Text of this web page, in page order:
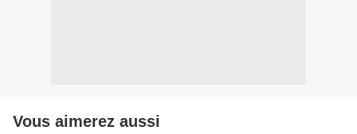
Vous aimerez aussi